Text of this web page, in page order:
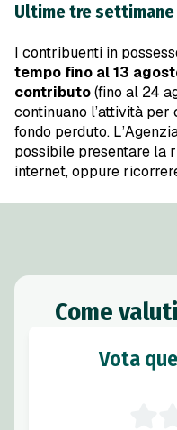
Ultime tre
I contribuenti in
tempo fino al 13
contributo(fino al 24
continuano l’attività
fondo perduto.
possibile presentare la
internet, oppure
Come
Vota